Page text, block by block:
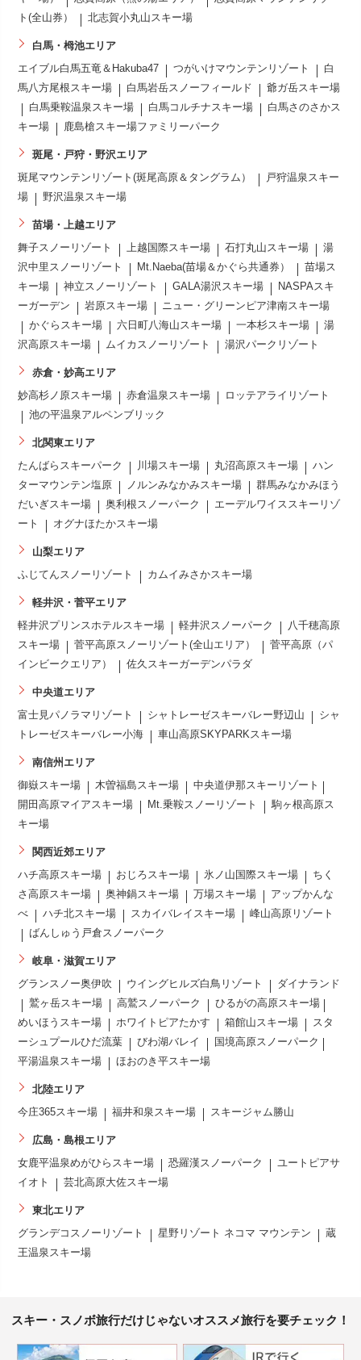
ト(全山券）
北志賀小丸山スキー場
白馬・栂池エリア
エイブル白馬五竜＆Hakuba47 つがいけマウンテンリゾート
白
馬八方尾根スキー場
白馬岩岳スノーフィールド
爺ガ岳スキー場
白馬乗鞍温泉スキー場
白馬コルチナスキー場
白馬さのさかス
キー場
鹿島槍スキー場ファミリーパーク
斑尾・戸狩・野沢エリア
斑尾マウンテンリゾート(斑尾高原＆タングラム）
戸狩温泉スキー
場
野沢温泉スキー場
苗場・上越エリア
舞子スノーリゾート 上越国際スキー場 石打丸山スキー場
湯
沢中里スノーリゾート
Mt.Naeba(苗場＆かぐら共通券）
苗場ス
キー場
神立スノーリゾート GALA湯沢スキー場
NASPAスキ
ーガーデン
岩原スキー場
ニュー・グリーンピア津南スキー場
かぐらスキー場
六日町八海山スキー場 一本杉スキー場
湯
沢高原スキー場
ムイカスノーリゾート 湯沢パークリゾート
赤倉・妙高エリア
妙高杉ノ原スキー場 赤倉温泉スキー場
ロッテアライリゾート
池の平温泉アルペンブリック
北関東エリア
たんばらスキーパーク 川場スキー場 丸沼高原スキー場
ハン
ターマウンテン塩原
ノルンみなかみスキー場
群馬みなかみほう
だいぎスキー場
奥利根スノーパーク
エーデルワイススキーリゾ
ート
オグナほたかスキー場
山梨エリア
ふじてんスノーリゾート カムイみさかスキー場
軽井沢・菅平エリア
軽井沢プリンスホテルスキー場 軽井沢スノーパーク
八千穂高原
スキー場
菅平高原スノーリゾート(全山エリア）
菅平高原（パ
インビークエリア）
佐久スキーガーデンパラダ
中央道エリア
富士見パノラマリゾート シャトレーゼスキーバレー野辺山
シャ
トレーゼスキーバレー小海
車山高原SKYPARKスキー場
南信州エリア
御嶽スキー場 木曽福島スキー場
中央道伊那スキーリゾート
開田高原マイアスキー場
Mt.乗鞍スノーリゾート
駒ヶ根高原ス
キー場
関西近郊エリア
ハチ高原スキー場 おじろスキー場 氷ノ山国際スキー場
ちく
さ高原スキー場
奥神鍋スキー場 万場スキー場
アップかんな
べ
ハチ北スキー場 スカイバレイスキー場
峰山高原リゾート
ばんしゅう戸倉スノーパーク
岐阜・滋賀エリア
グランスノー奥伊吹 ウイングヒルズ白鳥リゾート
ダイナランド
鷲ヶ岳スキー場
高鷲スノーパーク
ひるがの高原スキー場
めいほうスキー場
ホワイトピアたかす 箱館山スキー場
スタ
ーシュプールひだ流葉
びわ湖バレイ
国境高原スノーパーク
平湯温泉スキー場
ほおのき平スキー場
北陸エリア
今庄365スキー場 福井和泉スキー場 スキージャム勝山
広島・島根エリア
女鹿平温泉めがひらスキー場 恐羅漢スノーパーク
ユートピアサ
イオト
芸北高原大佐スキー場
東北エリア
グランデコスノーリゾート 星野リゾート ネコマ マウンテン
蔵
王温泉スキー場
スキー・スノボ旅行だけじゃないオススメ旅行を要チェック！